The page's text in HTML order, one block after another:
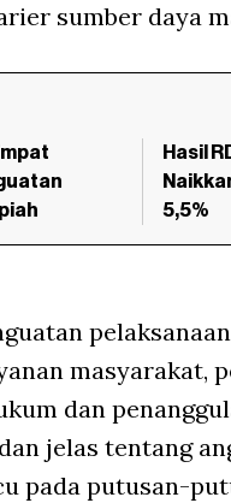
sumber daya
Hasil
5,5%
masyarakat,
dan
jelas tentang
pada putusan-